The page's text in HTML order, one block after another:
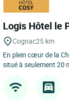
Logis Hôtel le
Cognac25 km
En plein cœur de la
situé à seulement 20